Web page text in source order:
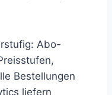
Abo-
Bestellungen
liefern